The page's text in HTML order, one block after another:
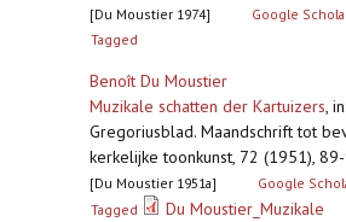
[Du Moustier 1974] Google
Tagged
Benoît Du Moustier
Muzikale schatten der Kartuizers,
Gregoriusblad. Maandschrift tot
kerkelijke toonkunst, 72 (1951),
[Du Moustier 1951a] Google
Tagged
Du Moustier_Muzikale